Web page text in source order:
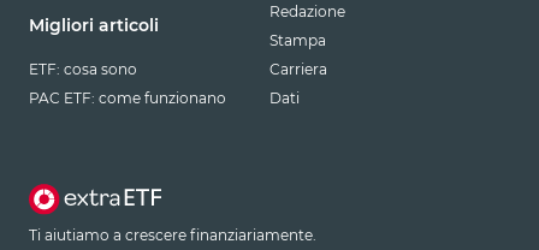
Migliori articoli
ETF: cosa sono
PAC ETF: come funzionano
Redazione
Stampa
Carriera
Dati
Ti aiutiamo a crescere finanziariamente.